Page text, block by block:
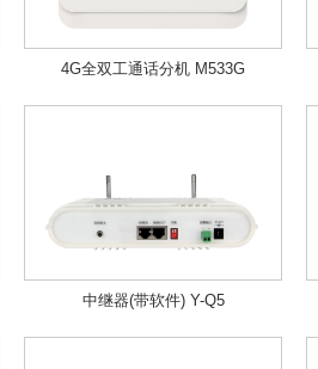
4G全双工通话分机 M533G
中继器(带软件) Y-Q5